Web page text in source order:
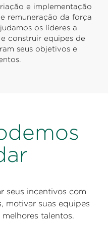
e implementação
remuneração da força
os líderes a
construir equipes de
seus objetivos e
seus incentivos com
motivar suas equipes
talentos.